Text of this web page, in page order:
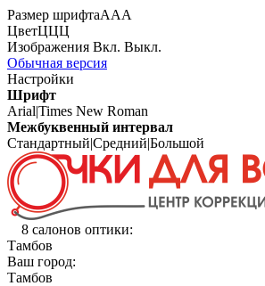
Размер шрифтаААА
ЦветЦЦЦ
Изображения Вкл. Выкл.
Обычная версия
Настройки
Шрифт
Arial|Times New Roman
Межбуквенный интервал
Стандартный|Средний|Большой
8 салонов оптики:
Тамбов
Ваш город:
Тамбов